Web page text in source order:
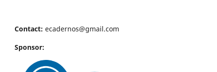
Contact: ecadernos@gmail.com
Sponsor: